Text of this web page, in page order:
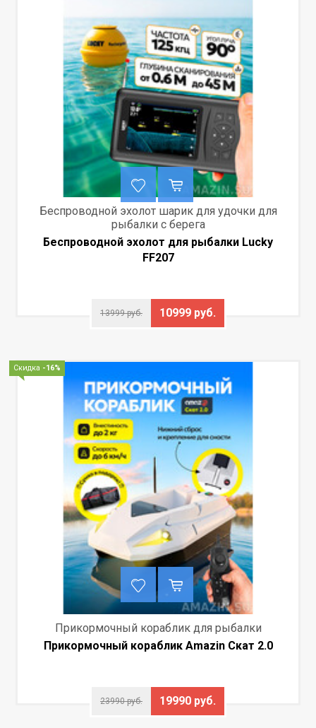
Беспроводной эхолот шарик для удочки для
рыбалки с берега
Беспроводной эхолот для рыбалки Lucky
FF207
13999 руб. 10999 руб.
Скидка -16%
Прикормочный кораблик для рыбалки
Прикормочный кораблик Amazin Скат 2.0
23990 руб. 19990 руб.